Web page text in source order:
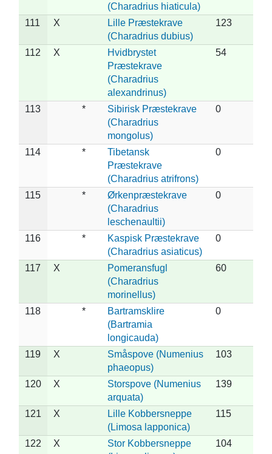
(Charadrius hiaticula)
111 X
Lille Præstekrave
(Charadrius dubius)
123
112 X
Hvidbrystet
Præstekrave
(Charadrius
alexandrinus)
54
113 *
Sibirisk Præstekrave
(Charadrius
mongolus)
0
114 *
Tibetansk
Præstekrave
(Charadrius atrifrons)
0
115 *
Ørkenpræstekrave
(Charadrius
leschenaultii)
0
116 *
Kaspisk Præstekrave
(Charadrius asiaticus)
0
117 X
Pomeransfugl
(Charadrius
morinellus)
60
118 *
Bartramsklire
(Bartramia
longicauda)
0
119 X
Småspove (Numenius
phaeopus)
103
120 X
Storspove (Numenius
arquata)
139
121 X
Lille Kobbersneppe
(Limosa lapponica)
115
122 X
Stor Kobbersneppe
104